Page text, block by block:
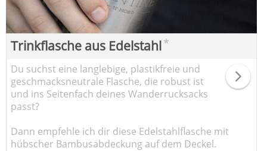
Trinkflasche aus Edelstahl*
Du suchst eine langlebige, plastikfreie und
geschmacksneutrale Flasche, die robust ist
und ins Seitenfach deines Wanderrucksacks
passt?
Dann empfehle ich dir diese Edelstahlflasche mit
hübscher Bambusabdeckung auf dem Deckel.